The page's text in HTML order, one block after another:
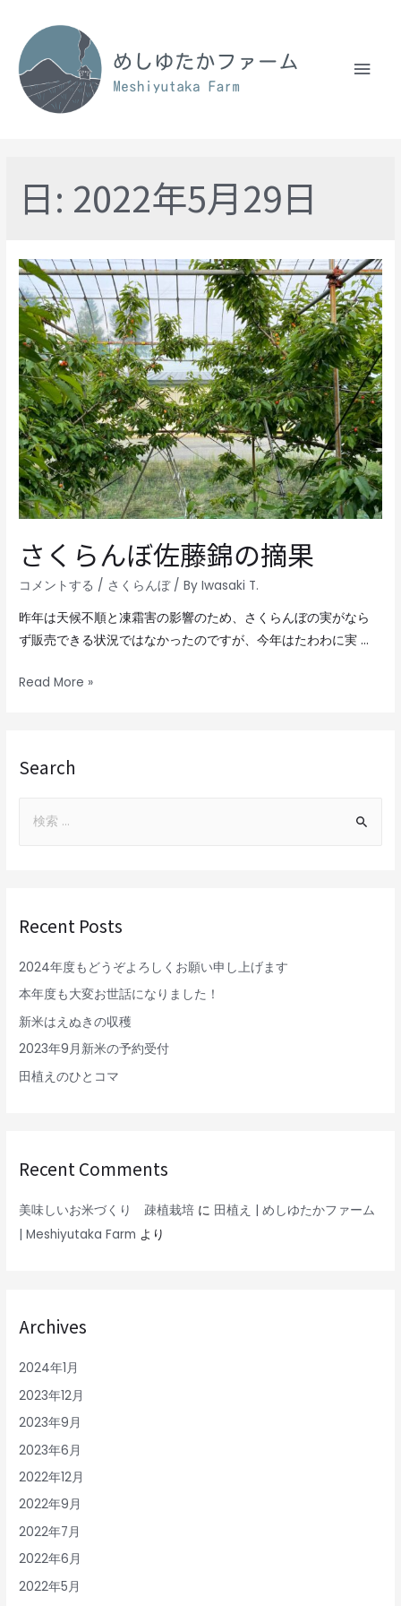
日: 2022年5月29日
さくらんぼ佐藤錦の摘果
コメントする / さくらんぼ/ ByIwasaki T.
昨年は天候不順と凍霜害の影響のため、さくらんぼの実がなら
ず販売できる状況ではなかったのですが、今年はたわわに実 …
Read More »
Search
Recent Posts
2024年度もどうぞよろしくお願い申し上げます
本年度も大変お世話になりました！
新米はえぬきの収穫
2023年9月新米の予約受付
田植えのひとコマ
Recent Comments
美味しいお米づくり 疎植栽培 に 田植え | めしゆたかファーム
| Meshiyutaka Farm より
Archives
2024年1月
2023年12月
2023年9月
2023年6月
2022年12月
2022年9月
2022年7月
2022年6月
2022年5月